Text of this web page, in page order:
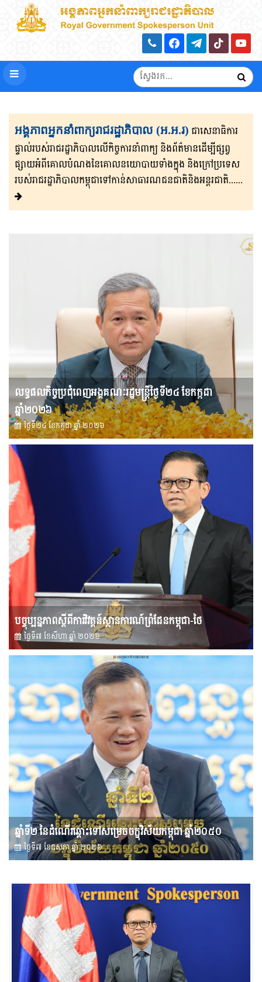
អង្គភាពអ្នកនាំពាក្យរាជរដ្ឋាភិបាល (អ.អ.រ) ជាសេនា​ធិ​កា​រ​​
ផ្ទាល់​របស់រាជរដ្ឋាភិ​បា​ល​លើ​កិច្ចការ​នាំពាក្យ និងព័ត៌មាន​ដើម្បីផ្សព្វ​
ផ្សាយ​​អំពីគោលបំណងនៃគោល​នយោបាយទាំងក្នុង និងក្រៅ​ប្រទេ​​ស​
របស់រាជរដ្ឋា​ភិ​បា​ល​កម្ពុជាទៅកាន់សាធារណជនជាតិនិងអន្តរជាតិ......
លទ្ធផលកិច្ចប្រជុំពេញអង្គគណៈរដ្ឋមន្រ្តីថ្ងៃទី២៤ ខែកក្កដា
ឆ្នាំ២០២៦
ថ្ងៃទី២៤ ខែ​កក្កដា ឆ្នាំ ២០២៦
បច្ចុប្បន្នភាពស្ដីពីការវិវត្តន៍ស្ថានការណ៍ព្រំដែនកម្ពុជា-ថៃ
ថ្ងៃទី៧ ខែ​សីហា ឆ្នាំ ២០២៦
ឆ្នាំទី២ នៃដំណើរឆ្ពោះទៅសម្រេច​ចក្ខុវិស័យ​កម្ពុជា ឆ្នាំ២០៥០
ថ្ងៃទី៧ ខែ​ឧសភា ឆ្នាំ ២០២៦